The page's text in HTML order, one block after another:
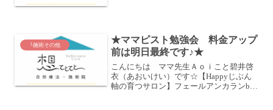
└施術その他
★ママピスト勉強会 料金アップ
前は明日最終です♪★
こんにちは ママ先生Ａｏｉこと碧井啓
衣（あおいけい）です☆【Happyじぶん
軸の育つサロン】フェールアンカランby